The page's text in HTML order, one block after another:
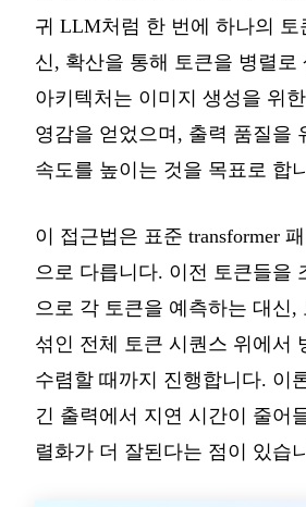
귀 LLM처럼 한 번에 하나의 토
신, 확산을 통해 토큰을 병렬로
아키텍처는 이미지 생성을 위
영감을 얻었으며, 출력 품질을
속도를 높이는 것을 목표로 합
이 접근법은 표준 transformer
으로 다릅니다. 이전 토큰들을
으로 각 토큰을 예측하는 대신,
섞인 전체 토큰 시퀀스 위에서
수렴할 때까지 진행합니다. 이
긴 출력에서 지연 시간이 줄어
렬화가 더 잘된다는 점이 있습